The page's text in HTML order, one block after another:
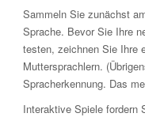
Sammeln Sie zunächst
Sprache. Bevor Sie Ihre
testen, zeichnen Sie Ihre
Muttersprachlern.
Spracherkennung. Das
Interaktive Spiele fordern